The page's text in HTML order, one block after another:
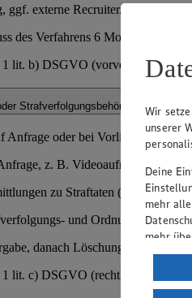
ggf. externe Recruiter.
des Verfahrens 6 Monate (für
lit. b) DSGVO (vorvertragliche
Strafverfolgungsbehörden
oder bei Vorliegen eines
z. B. Videoaufnahmen,
zu Straftaten (z. B.
und Ordnungsbehörden.
danach Löschung bei uns
lit. c) DSGVO (rechtliche
Wir
unserer
Deine
mehr
mehr
Wenn